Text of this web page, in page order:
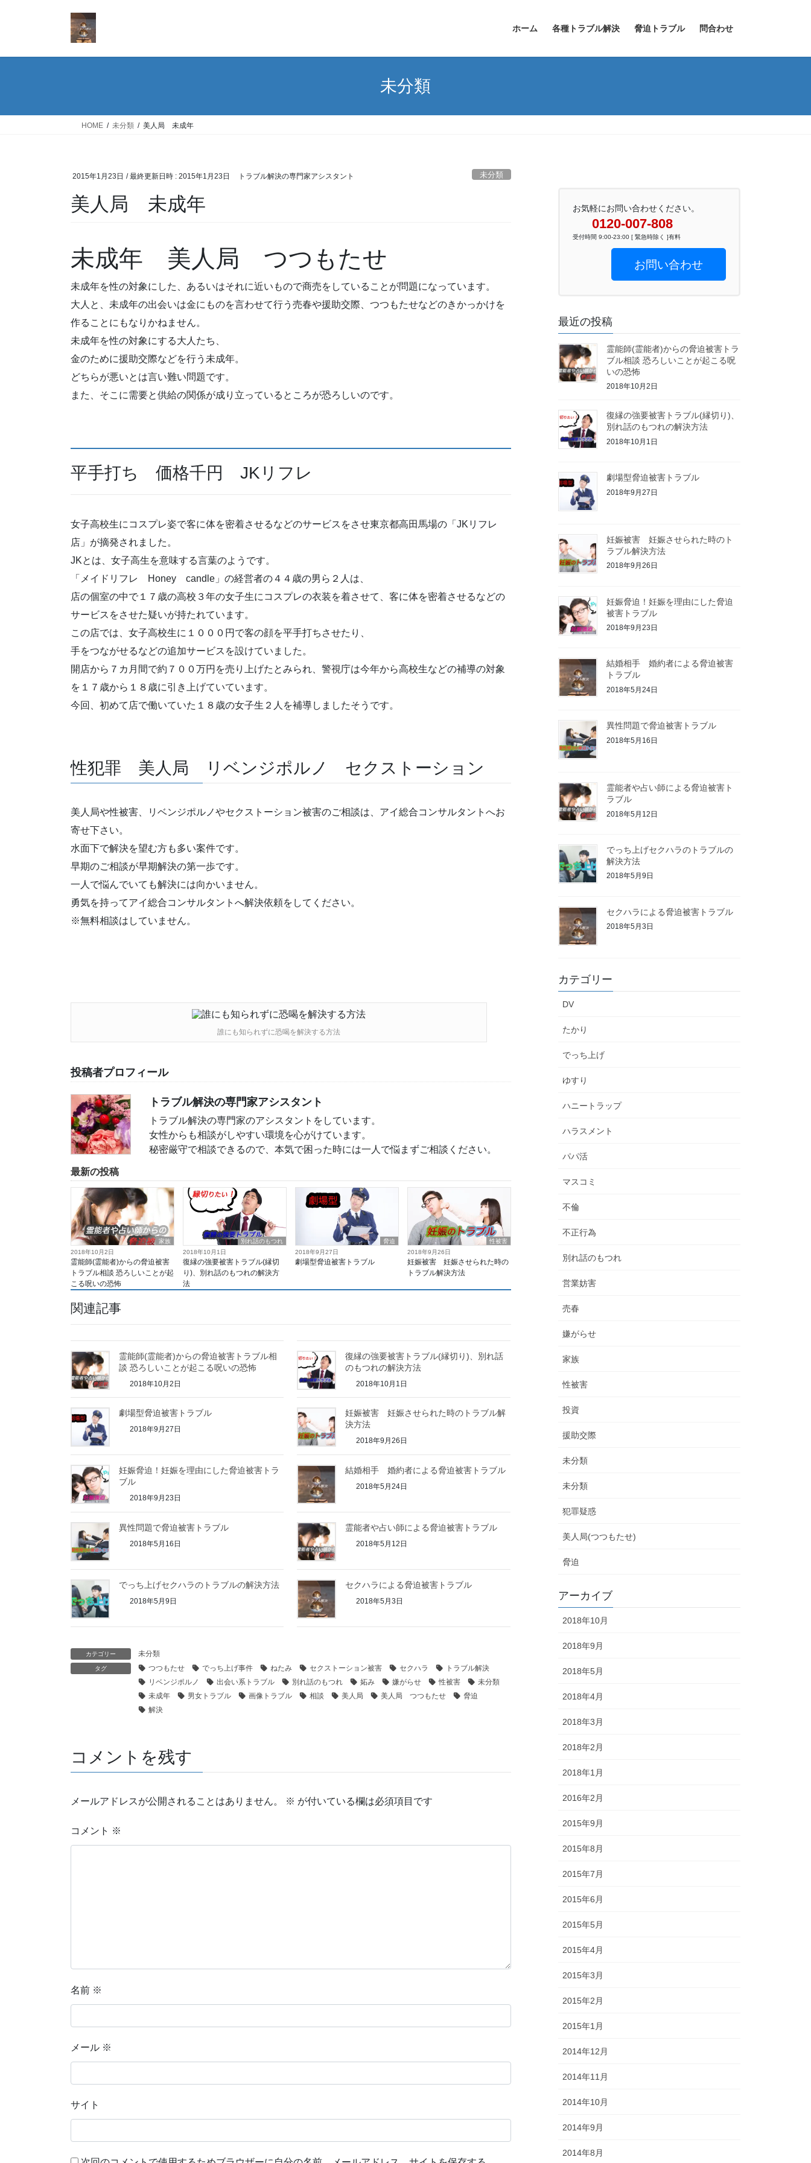
ホーム 各種トラブル解決 脅迫トラブル 問合わせ
未分類
HOME 未分類 美人局 未成年
2015年1月23日 / 最終更新日時 : 2015年1月23日 トラブル解決の専門家アシスタント 未分類
美人局 未成年
未成年 美人局 つつもたせ
未成年を性の対象にした、あるいはそれに近いもので商売をしていることが問題になっています。
大人と、未成年の出会いは金にものを言わせて行う売春や援助交際、つつもたせなどのきかっかけを
作ることにもなりかねません。
未成年を性の対象にする大人たち、
金のために援助交際などを行う未成年。
どちらが悪いとは言い難い問題です。
また、そこに需要と供給の関係が成り立っているところが恐ろしいのです。
平手打ち 価格千円 JKリフレ
女子高校生にコスプレ姿で客に体を密着させるなどのサービスをさせ東京都高田馬場の「JKリフレ
店」が摘発されました。
JKとは、女子高生を意味する言葉のようです。
「メイドリフレ Honey candle」の経営者の４４歳の男ら２人は、
店の個室の中で１７歳の高校３年の女子生にコスプレの衣装を着させて、客に体を密着させるなどの
サービスをさせた疑いが持たれています。
この店では、女子高校生に１０００円で客の顔を平手打ちさせたり、
手をつながせるなどの追加サービスを設けていました。
開店から７カ月間で約７００万円を売り上げたとみられ、警視庁は今年から高校生などの補導の対象
を１７歳から１８歳に引き上げていています。
今回、初めて店で働いていた１８歳の女子生２人を補導しましたそうです。
性犯罪 美人局 リベンジポルノ セクストーション
美人局や性被害、リベンジポルノやセクストーション被害のご相談は、アイ総合コンサルタントへお
寄せ下さい。
水面下で解決を望む方も多い案件です。
早期のご相談が早期解決の第一歩です。
一人で悩んでいても解決には向かいません。
勇気を持ってアイ総合コンサルタントへ解決依頼をしてください。
※無料相談はしていません。
誰にも知られずに恐喝を解決する方法
投稿者プロフィール
トラブル解決の専門家アシスタント
トラブル解決の専門家のアシスタントをしています。
女性からも相談がしやすい環境を心がけています。
秘密厳守で相談できるので、本気で困った時には一人で悩まずご相談ください。
最新の投稿
家族
2018年10月2日
霊能師(霊能者)からの脅迫被害
トラブル相談 恐ろしいことが起
こる呪いの恐怖
別れ話のもつれ
2018年10月1日
復縁の強要被害トラブル(縁切
り)、別れ話のもつれの解決方
法
脅迫
2018年9月27日
劇場型脅迫被害トラブル
性被害
2018年9月26日
妊娠被害 妊娠させられた時の
トラブル解決方法
関連記事
霊能師(霊能者)からの脅迫被害トラブル相
談 恐ろしいことが起こる呪いの恐怖
2018年10月2日
復縁の強要被害トラブル(縁切り)、別れ話
のもつれの解決方法
2018年10月1日
劇場型脅迫被害トラブル
2018年9月27日
妊娠被害 妊娠させられた時のトラブル解
決方法
2018年9月26日
妊娠脅迫！妊娠を理由にした脅迫被害トラ
ブル
2018年9月23日
結婚相手 婚約者による脅迫被害トラブル
2018年5月24日
異性問題で脅迫被害トラブル
2018年5月16日
霊能者や占い師による脅迫被害トラブル
2018年5月12日
でっち上げセクハラのトラブルの解決方法
2018年5月9日
セクハラによる脅迫被害トラブル
2018年5月3日
カテゴリー 未分類
タグ つつもたせ でっち上げ事件 ねたみ セクストーション被害 セクハラ
トラブル解決
リベンジポルノ
出会い系トラブル 別れ話のもつれ 妬み 嫌がらせ 性被害
未分類
未成年
男女トラブル 画像トラブル 相談 美人局 美人局 つつもたせ
脅迫
解決
コメントを残す
メールアドレスが公開されることはありません。 ※ が付いている欄は必須項目です
コメント ※
名前 ※
メール ※
サイト
お気軽にお問い合わせください。
0120-007-808
受付時間 9:00-23:00 [ 緊急時除く ]有料
お問い合わせ
最近の投稿
霊能師(霊能者)からの脅迫被害トラ
ブル相談 恐ろしいことが起こる呪
いの恐怖
2018年10月2日
復縁の強要被害トラブル(縁切り)、
別れ話のもつれの解決方法
2018年10月1日
劇場型脅迫被害トラブル
2018年9月27日
妊娠被害 妊娠させられた時のト
ラブル解決方法
2018年9月26日
妊娠脅迫！妊娠を理由にした脅迫
被害トラブル
2018年9月23日
結婚相手 婚約者による脅迫被害
トラブル
2018年5月24日
異性問題で脅迫被害トラブル
2018年5月16日
霊能者や占い師による脅迫被害ト
ラブル
2018年5月12日
でっち上げセクハラのトラブルの
解決方法
2018年5月9日
セクハラによる脅迫被害トラブル
2018年5月3日
カテゴリー
DV
たかり
でっち上げ
ゆすり
ハニートラップ
ハラスメント
パパ活
マスコミ
不倫
不正行為
別れ話のもつれ
営業妨害
売春
嫌がらせ
家族
性被害
投資
援助交際
未分類
未分類
犯罪疑惑
美人局(つつもたせ)
脅迫
アーカイブ
2018年10月
2018年9月
2018年5月
2018年4月
2018年3月
2018年2月
2018年1月
2016年2月
2015年9月
2015年8月
2015年7月
2015年6月
2015年5月
2015年4月
2015年3月
2015年2月
2015年1月
2014年12月
2014年11月
2014年10月
2014年9月
2014年8月